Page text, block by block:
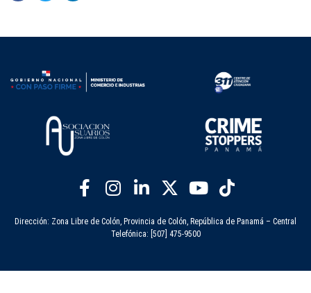
Dirección: Zona Libre de Colón, Provincia de Colón, República de Panamá – Central
Telefónica: [507] 475-9500